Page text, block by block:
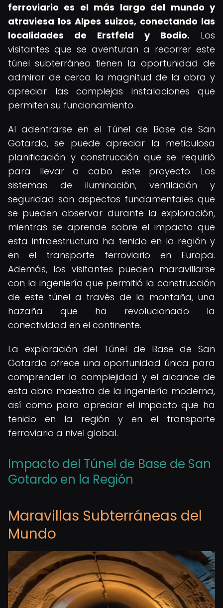
ferroviario es el más largo del mundo y
atraviesa los Alpes suizos, conectando las
localidades de Erstfeld y Bodio. Los
visitantes que se aventuran a recorrer este
túnel subterráneo tienen la oportunidad de
admirar de cerca la magnitud de la obra y
apreciar las complejas instalaciones que
permiten su funcionamiento.
Al adentrarse en el Túnel de Base de San
Gotardo, se puede apreciar la meticulosa
planificación y construcción que se requirió
para llevar a cabo este proyecto. Los
sistemas de iluminación, ventilación y
seguridad son aspectos fundamentales que
se pueden observar durante la exploración,
mientras se aprende sobre el impacto que
esta infraestructura ha tenido en la región y
en el transporte ferroviario en Europa.
Además, los visitantes pueden maravillarse
con la ingeniería que permitió la construcción
de este túnel a través de la montaña, una
hazaña que ha revolucionado la
conectividad en el continente.
La exploración del Túnel de Base de San
Gotardo ofrece una oportunidad única para
comprender la complejidad y el alcance de
esta obra maestra de la ingeniería moderna,
así como para apreciar el impacto que ha
tenido en la región y en el transporte
ferroviario a nivel global.
Impacto del Túnel de Base de San
Gotardo en la Región
Maravillas Subterráneas del
Mundo